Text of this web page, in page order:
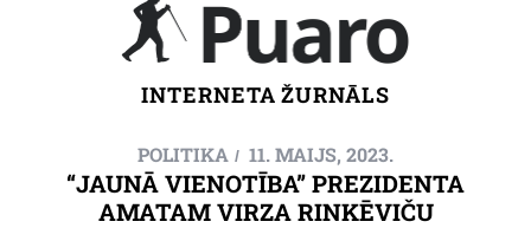
INTERNETA ŽURNĀLS
POLITIKA 11. MAIJS, 2023.
“JAUNĀ VIENOTĪBA” PREZIDENTA
AMATAM VIRZA RINKĒVIČU